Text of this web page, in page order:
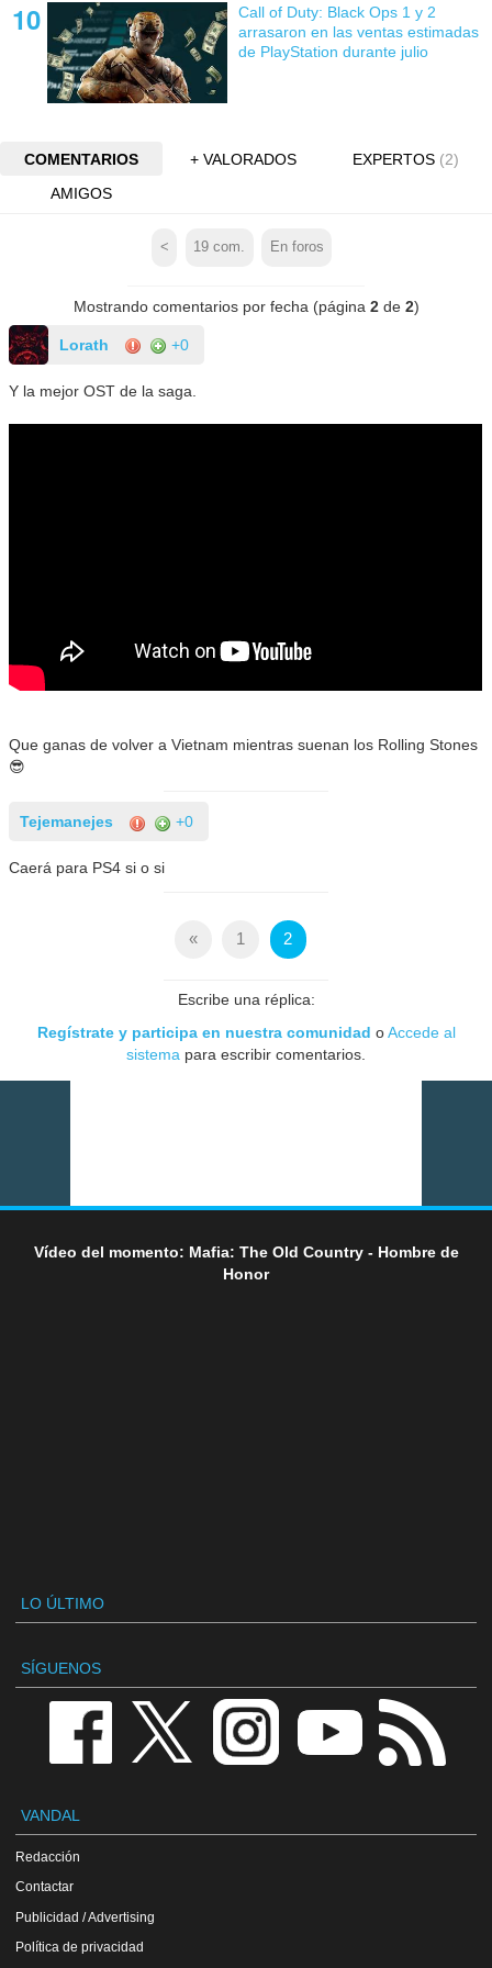
Call of Duty: Black Ops 1 y 2
arrasaron en las ventas estimadas
de PlayStation durante julio
COMENTARIOS + VALORADOS EXPERTOS (2)
AMIGOS
< 19 com. En foros
Mostrando comentarios por fecha (página 2de 2)
Lorath +0
Y la mejor OST de la saga.
Que ganas de volver a Vietnam mientras suenan los Rolling Stones
😎
Tejemanejes +0
Caerá para PS4 si o si
« 1 2
Escribe una réplica:
Regístrate y participa en nuestra comunidad oAccede al
sistema para escribir comentarios.
Vídeo del momento: Mafia: The Old Country - Hombre de
Honor
LO ÚLTIMO
SÍGUENOS
VANDAL
Redacción
Contactar
Publicidad / Advertising
Política de privacidad